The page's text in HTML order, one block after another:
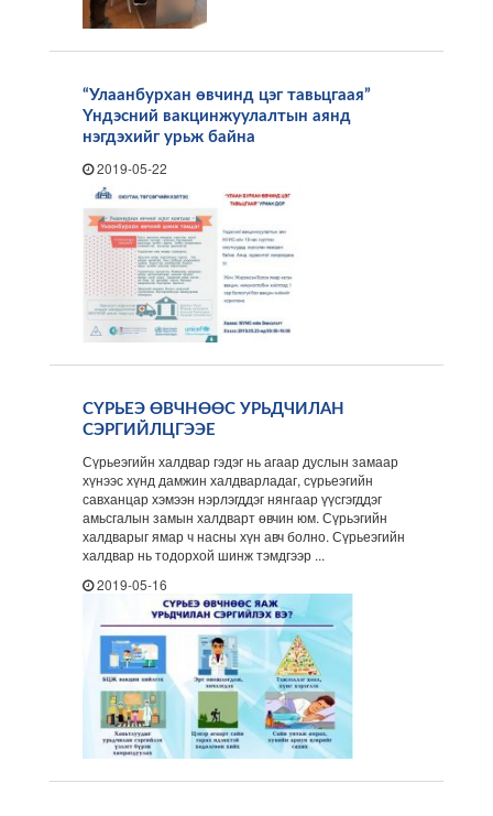
“Улаанбурхан өвчинд цэг тавьцгаая”
Үндэсний вакцинжуулалтын аянд
нэгдэхийг урьж байна
2019-05-22
СҮРЬЕЭ ӨВЧНӨӨС УРЬДЧИЛАН
СЭРГИЙЛЦГЭЭЕ
Сүрьеэгийн халдвар гэдэг нь агаар дуслын замаар
хүнээс хүнд дамжин халдварладаг, сүрьеэгийн
савханцар хэмээн нэрлэгддэг нянгаар үүсгэгддэг
амьсгалын замын халдварт өвчин юм. Сүрьэгийн
халдварыг ямар ч насны хүн авч болно. Сүрьеэгийн
халдвар нь тодорхой шинж тэмдгээр ...
2019-05-16